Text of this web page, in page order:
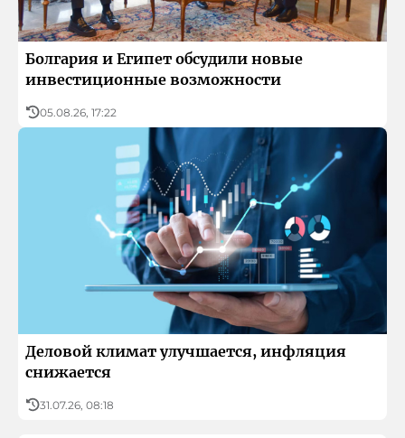
О БНР
Детское.БНР
Архивный фонд БНР
Болгария и Египет обсудили новые
инвестиционные возможности
05.08.26, 17:22
Деловой климат улучшается, инфляция
снижается
31.07.26, 08:18